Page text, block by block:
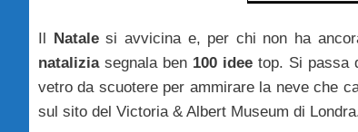
Il Natalesi avvicina e, per chi non ha
nataliziasegnala ben 100 idee top. Si passa
vetro da scuotere per ammirare la neve che
sul sito del Victoria & Albert Museum di